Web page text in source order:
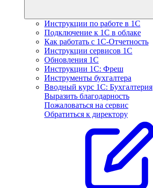
Инструкции по работе в 1С
Подключение к 1С в облаке
Как работать с 1С‑Отчетность
Инструкции сервисов 1С
Обновления 1С
Инструкции 1С: Фреш
Инструменты бухгалтера
Вводный курс 1С: Бухгалтерия
Выразить благодарность
Пожаловаться на сервис
Обратиться к директору